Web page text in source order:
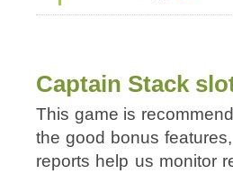
Captain Stack
This game is
the good bonus
reports help us monitor